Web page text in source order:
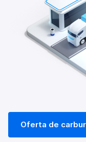
Oferta de